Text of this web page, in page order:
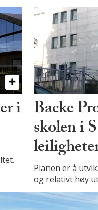
i Backe
skolen i
Planen er å
og relativt høy